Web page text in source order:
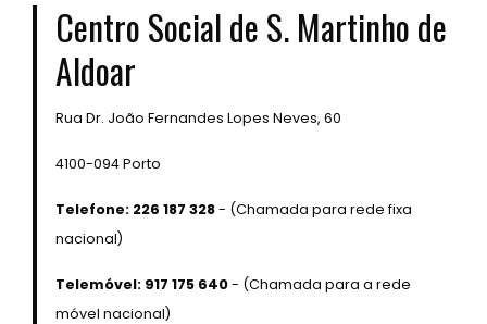
Centro Social de S. Martinho de
Aldoar
Rua Dr. João Fernandes Lopes Neves, 60
4100-094 Porto
Telefone: 226 187 328- (Chamada para rede fixa
nacional)
Telemóvel: 917 175 640- (Chamada para a rede
móvel nacional)